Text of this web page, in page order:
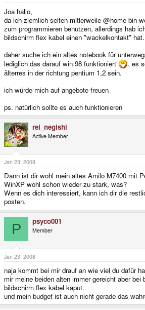
Joa hallo,
da ich ziemlich selten mitlerweile @home bin
zum programmieren benutzen, allerdings hab
bildschirm flex kabel einen "wackelkontakt" hat.
daher suche ich ein altes notebook für
lediglich das darauf win 98 funktioniert
. es
älterres in der richtung pentium 1,2 sein.
ich würde mich auf angebote freuen
ps. natürlich sollte es auch funktionieren
rei_negishi
Active Member
Jan 23, 2008
Dann ist dir wohl mein altes Amilo M7400 mit
WinXP wohl schon wieder zu stark, was?
Wenn es dich interessiert, kann ich dir die
posten.
P psyco001
Member
Jan 23, 2008
naja kommt bei mir drauf an wie viel du dafür
mir meine beiden alten immer gereicht aber bei
bildschirm flex kabel kaput.
und mein budget ist auch nicht gerade das